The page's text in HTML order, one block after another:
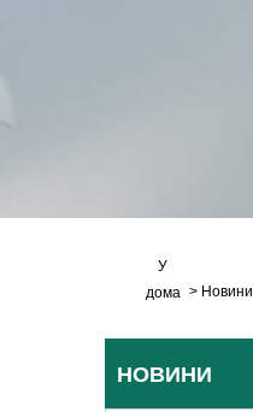
У
дома > Новини
НОВИНИ